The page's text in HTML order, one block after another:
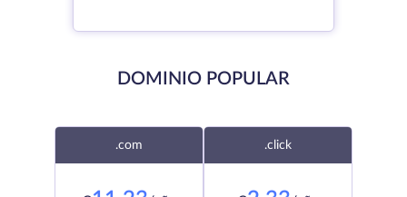
DOMINIO POPULAR
.com .click